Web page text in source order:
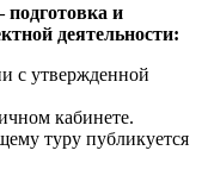
подготовка и
деятельности:
с утвержденной
кабинете.
туру публикуется